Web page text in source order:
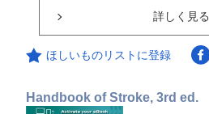
詳しく見る
ほしいものリストに登録
Handbook of Stroke, 3rd ed.